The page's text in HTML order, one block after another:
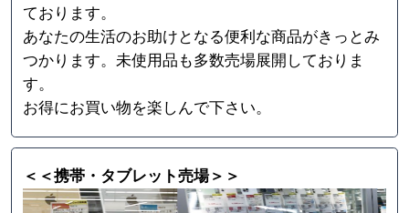
ております。
あなたの生活のお助けとなる便利な商品がきっとみ
つかります。未使用品も多数売場展開しておりま
す。
お得にお買い物を楽しんで下さい。
＜＜携帯・タブレット売場＞＞